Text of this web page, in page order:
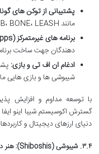
پشتیبانی از توکن های
مانند SHIB، BONE، LEASH و TREAT پشتیبانی می کند.
برنامه های غیرمتمرکز (dApps):
دهندگان جهت ساخت
ادغام ان اف تی و بازی:
شیبوشی ها و بازی هایی
با توسعه مداوم و افزایش
گسترش اکوسیستم شیبا اینو
دنیای ارزهای دیجیتال و
۳.۴. شیبوشی (Shiboshis): هنر دیجیتال در دنیای شیبا